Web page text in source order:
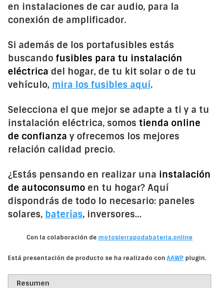
en instalaciones de car audio, para la
conexión de amplificador.
Si además de los portafusibles estás
buscando fusibles para tu instalación
eléctrica del hogar, de tu kit solar o de tu
vehículo, mira los fusibles aquí.
Selecciona el que mejor se adapte a ti y a tu
instalación eléctrica, somos tienda online
de confianza y ofrecemos los mejores
relación calidad precio.
¿Estás pensando en realizar una instalación
de autoconsumo en tu hogar? Aquí
dispondrás de todo lo necesario: paneles
solares, baterías, inversores…
Con la colaboración de motosierrapodabateria.online
Está presentación de producto se ha realizado con AAWP plugin.
Resumen